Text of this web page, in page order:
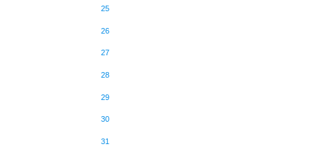
25
26
27
28
29
30
31